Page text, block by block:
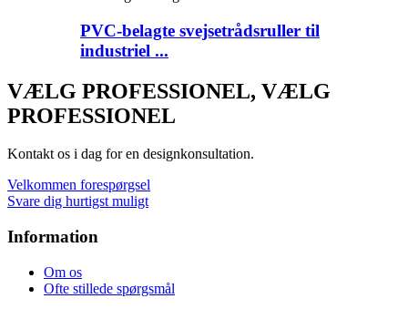
PVC-belagte svejsetrådsruller til
industriel ...
VÆLG PROFESSIONEL, VÆLG
PROFESSIONEL
Kontakt os i dag for en designkonsultation.
Velkommen forespørgsel
Svare dig hurtigst muligt
Information
Om os
Ofte stillede spørgsmål